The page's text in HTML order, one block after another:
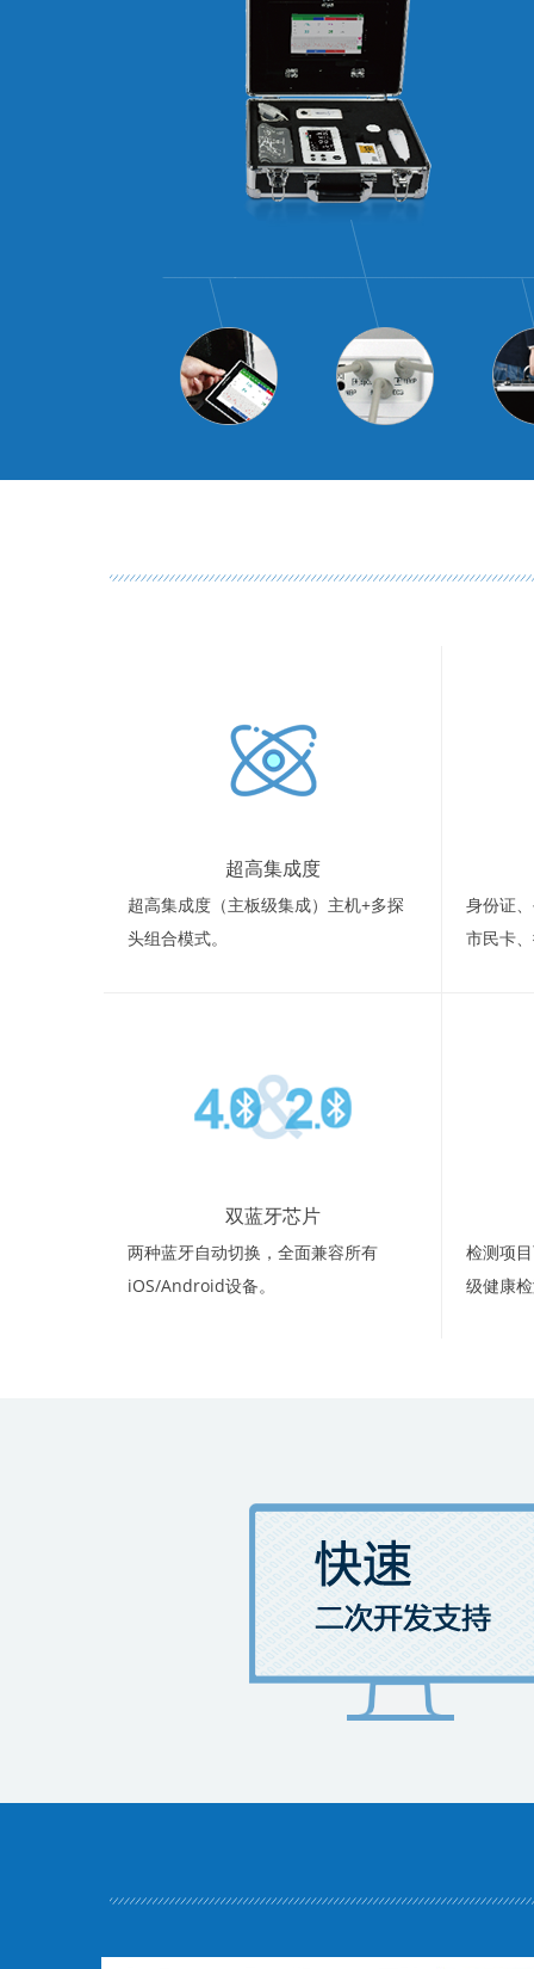
超高集成度
超高集成度（主板级集成）主机+多探
头组合模式。
身份证
市民卡
双蓝牙芯片
两种蓝牙自动切换，全面兼容所有
iOS/Android设备。
检测项
级健康